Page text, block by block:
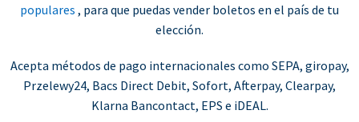
populares , para que puedas vender boletos en el país de tu
elección.
Acepta métodos de pago internacionales como SEPA, giropay,
Przelewy24, Bacs Direct Debit, Sofort, Afterpay, Clearpay,
Klarna Bancontact, EPS e iDEAL.